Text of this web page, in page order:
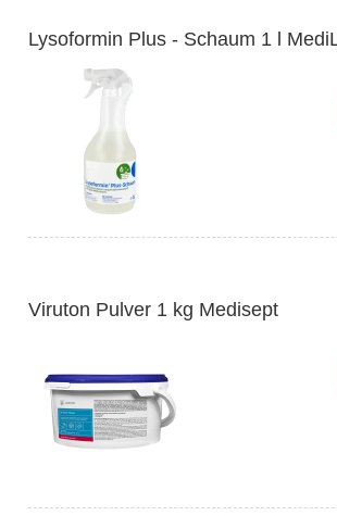
Lysoformin Plus - Schaum 1 l
Viruton Pulver 1 kg Medisept